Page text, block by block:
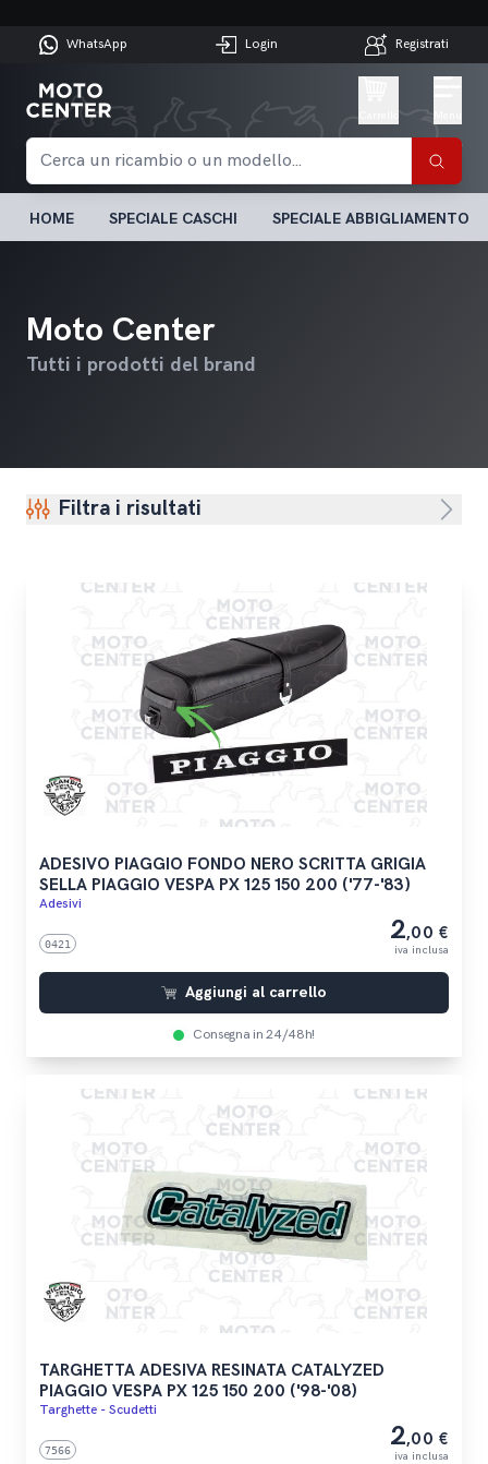
WhatsApp Login Registrati
HOME SPECIALE CASCHI SPECIALE ABBIGLIAMENTO
Moto Center
Tutti i prodotti del brand
Filtra i risultati
ADESIVO PIAGGIO FONDO NERO SCRITTA GRIGIA
SELLA PIAGGIO VESPA PX 125 150 200 ('77-'83)
Adesivi
0421 2,00 €
iva inclusa
Aggiungi al carrello
Consegna in 24/48h!
TARGHETTA ADESIVA RESINATA CATALYZED
PIAGGIO VESPA PX 125 150 200 ('98-'08)
Targhette - Scudetti
7566 2,00 €
iva inclusa